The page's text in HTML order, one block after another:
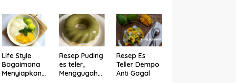
Alpukat
Magicom,
Enak Banget
Life Style
Bagaimana
Menyiapkan
Resep Puding
es teler,
Menggugah
Resep Es
Teller Dempo
Anti Gagal